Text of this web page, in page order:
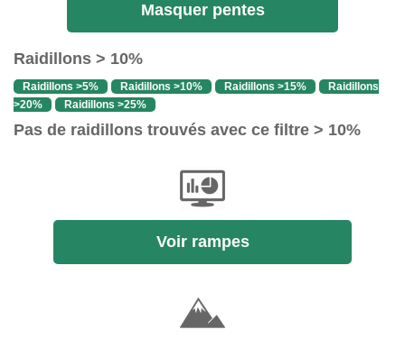
Masquer pentes
Raidillons > 10%
Raidillons >5% Raidillons >10% Raidillons >15%
Raidillons
>20%
Raidillons >25%
Pas de raidillons trouvés avec ce filtre > 10%
Voir rampes